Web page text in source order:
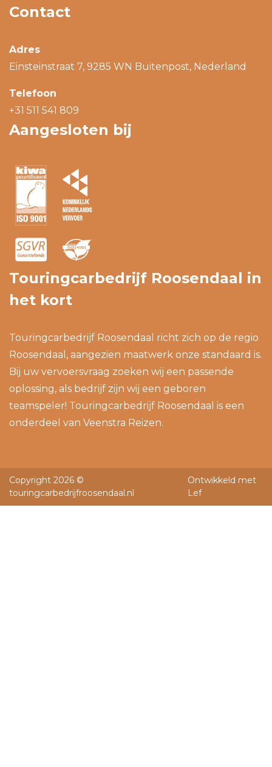
Contact
Adres
Einsteinstraat 7, 9285 WN Buitenpost, Nederland
Telefoon
+31 511 541 809
Aangesloten bij
Touringcarbedrijf Roosendaal in
het kort
Touringcarbedrijf Roosendaal richt zich op de regio
Roosendaal, aangezien maatwerk onze standaard is.
Bij uw vervoersvraag zoeken wij een passende
oplossing, als bedrijf zijn wij een geboren
teamspeler! Touringcarbedrijf Roosendaal is een
onderdeel van Veenstra Reizen.
Copyright 2026 ©
touringcarbedrijfroosendaal.nl
Ontwikkeld met
Lef